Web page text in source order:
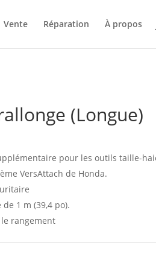
Vente Réparation À propos
(Longue)
pour les outils taille-
VersAttach de Honda.
1 m (39,4 po).
rangement